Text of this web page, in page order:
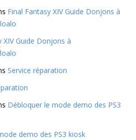
Final Fantasy XIV Guide Donjons à
XIV Guide Donjons à
Service réparation
Débloquer le mode demo des PS3
demo des PS3 kiosk